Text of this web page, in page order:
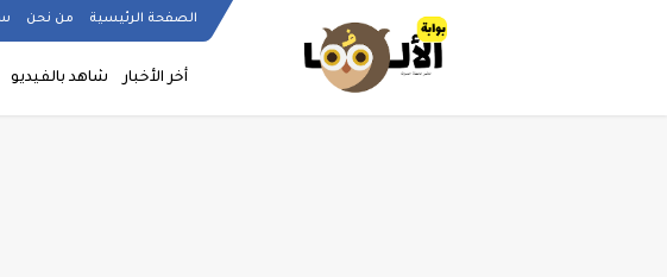
الصفحة الرئيسية من نحن
أخر الأخبار شاهد بالفيديو